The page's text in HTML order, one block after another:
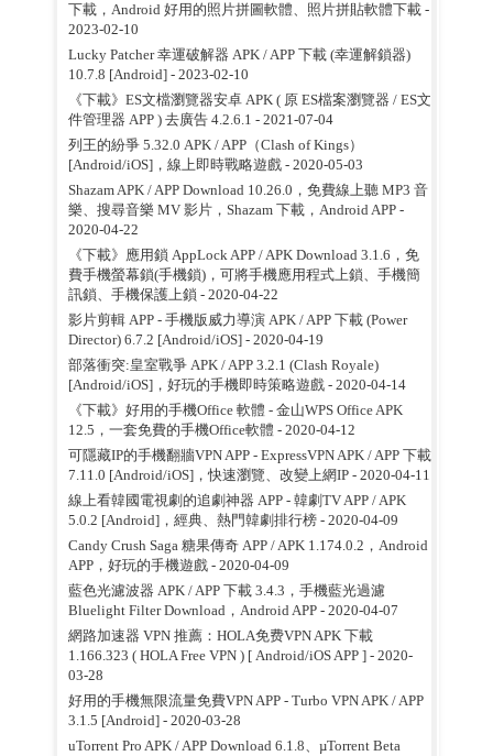
下載，Android 好用的照片拼圖軟體、照片拼貼軟體下載-
2023-02-10
Lucky Patcher 幸運破解器 APK / APP 下載 (幸運解鎖器)
10.7.8 [Android] - 2023-02-10
《下載》ES文檔瀏覽器安卓 APK ( 原 ES檔案瀏覽器 / ES文
件管理器 APP ) 去廣告 4.2.6.1 - 2021-07-04
列王的紛爭 5.32.0 APK / APP（Clash of Kings）
[Android/iOS]，線上即時戰略遊戲- 2020-05-03
Shazam APK / APP Download 10.26.0，免費線上聽 MP3 音
樂、搜尋音樂 MV 影片，Shazam 下載，Android APP-
2020-04-22
《下載》應用鎖 AppLock APP / APK Download 3.1.6，免
費手機螢幕鎖(手機鎖)，可將手機應用程式上鎖、手機簡
訊鎖、手機保護上鎖 - 2020-04-22
影片剪輯 APP - 手機版威力導演 APK / APP 下載 (Power
Director) 6.7.2 [Android/iOS]- 2020-04-19
部落衝突:皇室戰爭 APK / APP 3.2.1 (Clash Royale)
[Android/iOS]，好玩的手機即時策略遊戲- 2020-04-14
《下載》好用的手機Office 軟體 - 金山WPS Office APK
12.5，一套免費的手機Office軟體 - 2020-04-12
可隱藏IP的手機翻牆VPN APP - ExpressVPN APK / APP 下載
7.11.0 [Android/iOS]，快速瀏覽、改變上網IP- 2020-04-11
線上看韓國電視劇的追劇神器 APP - 韓劇TV APP / APK
5.0.2 [Android]，經典、熱門韓劇排行榜- 2020-04-09
Candy Crush Saga 糖果傳奇 APP / APK 1.174.0.2，Android
APP，好玩的手機遊戲- 2020-04-09
藍色光濾波器 APK / APP 下載 3.4.3，手機藍光過濾
Bluelight Filter Download，Android APP- 2020-04-07
網路加速器 VPN 推薦：HOLA免费VPN APK 下載
1.166.323 ( HOLA Free VPN ) [ Android/iOS APP ]- 2020-
03-28
好用的手機無限流量免費VPN APP - Turbo VPN APK / APP
3.1.5 [Android]- 2020-03-28
uTorrent Pro APK / APP Download 6.1.8、µTorrent Beta